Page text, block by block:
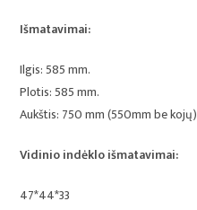
Išmatavimai:
Ilgis: 585 mm.
Plotis: 585 mm.
Aukštis: 750 mm (550mm be kojų)
Vidinio indėklo išmatavimai:
47*44*33